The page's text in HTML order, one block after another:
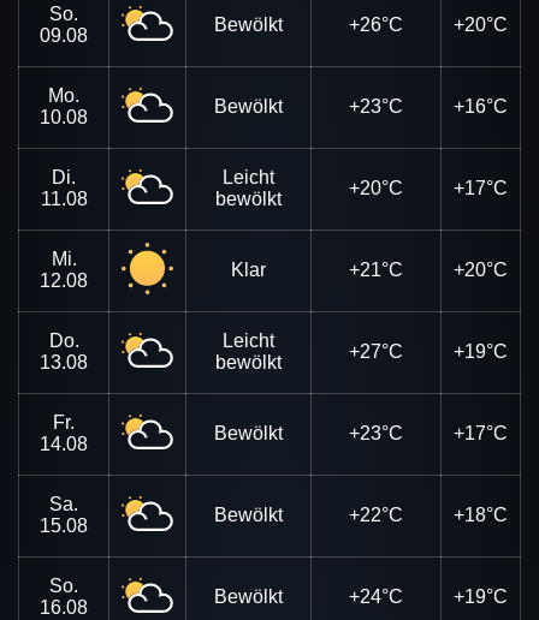
So.
09.08
Bewölkt +26°C +20°C
Mo.
10.08
Bewölkt +23°C +16°C
Di.
11.08
Leicht
bewölkt
+20°C +17°C
Mi.
12.08
Klar +21°C +20°C
Do.
13.08
Leicht
bewölkt
+27°C +19°C
Fr.
14.08
Bewölkt +23°C +17°C
Sa.
15.08
Bewölkt +22°C +18°C
So.
16.08
Bewölkt +24°C +19°C